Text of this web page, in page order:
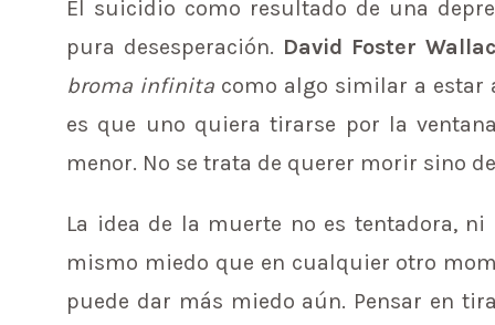
El suicidio como resultado de una
pura desesperación. David Foster
broma infinitacomo algo similar a estar
es que uno quiera tirarse por la
menor. No se trata de querer morir sino
La idea de la muerte no es tentadora,
mismo miedo que en cualquier otro
puede dar más miedo aún. Pensar en